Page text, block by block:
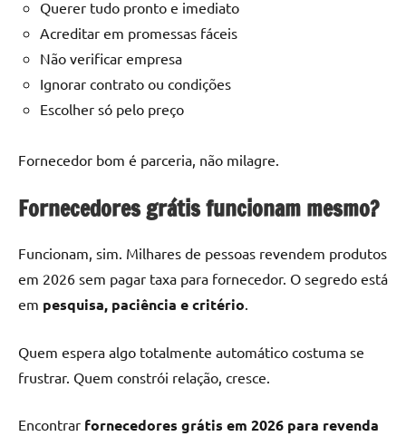
Querer tudo pronto e imediato
Acreditar em promessas fáceis
Não verificar empresa
Ignorar contrato ou condições
Escolher só pelo preço
Fornecedor bom é parceria, não milagre.
Fornecedores grátis funcionam mesmo?
Funcionam, sim. Milhares de pessoas revendem produtos
em 2026 sem pagar taxa para fornecedor. O segredo está
em pesquisa, paciência e critério.
Quem espera algo totalmente automático costuma se
frustrar. Quem constrói relação, cresce.
Encontrar fornecedores grátis em 2026 para revenda